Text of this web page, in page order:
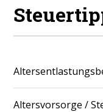
Altersvorsorge /